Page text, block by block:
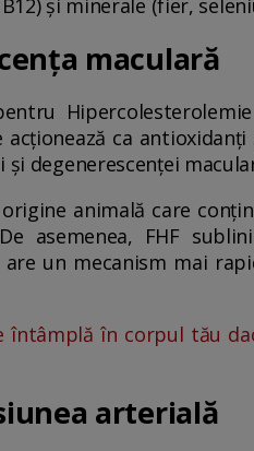
și minerale (fier,
maculară
ca
degenerescenței
animală care
asemenea, FHF
un mecanism mai
întâmplă în corpul tău
arterială